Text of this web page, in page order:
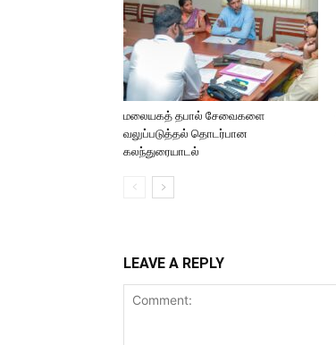
மலையகத் தபால் சேவைகளை
வலுப்படுத்தல் தொடர்பான
கலந்துரையாடல்
LEAVE A REPLY